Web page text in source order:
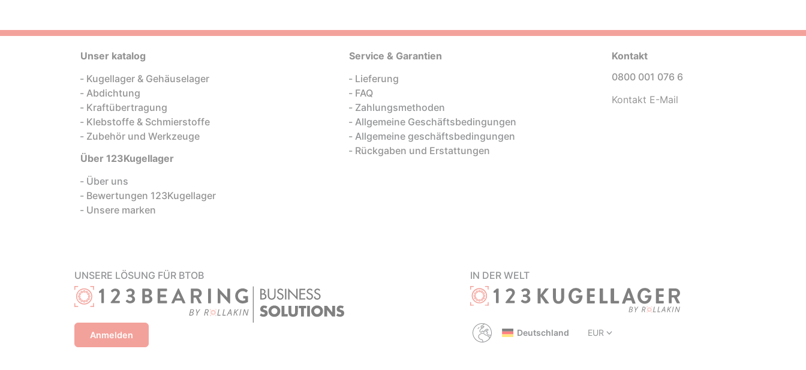
UNSERE LÖSUNG FÜR BTOB
Anmelden
Unser katalog
Kugellager & Gehäuselager
Abdichtung
Kraftübertragung
Klebstoffe & Schmierstoffe
Zubehör und Werkzeuge
Über 123Kugellager
Über uns
Bewertungen 123Kugellager
Unsere marken
Service & Garantien
Lieferung
FAQ
Zahlungsmethoden
Allgemeine Geschäftsbedingungen
Allgemeine geschäftsbedingungen
Rückgaben und Erstattungen
Kontakt
0800 001 076 6
Kontakt E-Mail
IN DER WELT
Deutschland EUR